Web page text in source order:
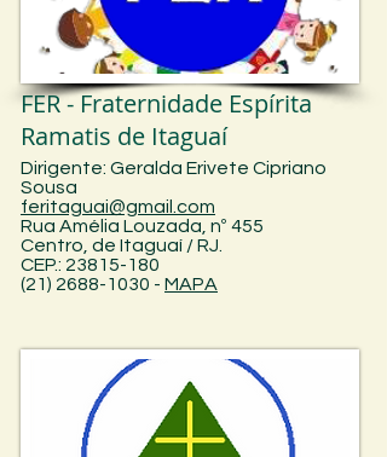
FER - Fraternidade Espírita
Ramatis de Itaguaí
Dirigente: Geralda Erivete Cipriano
Sousa
feritaguai@gmail.com
Rua Amélia Louzada, nº 455
Centro, de Itaguaí /RJ.
CEP.: 23815-180
(21) 2688-1030 - MAPA